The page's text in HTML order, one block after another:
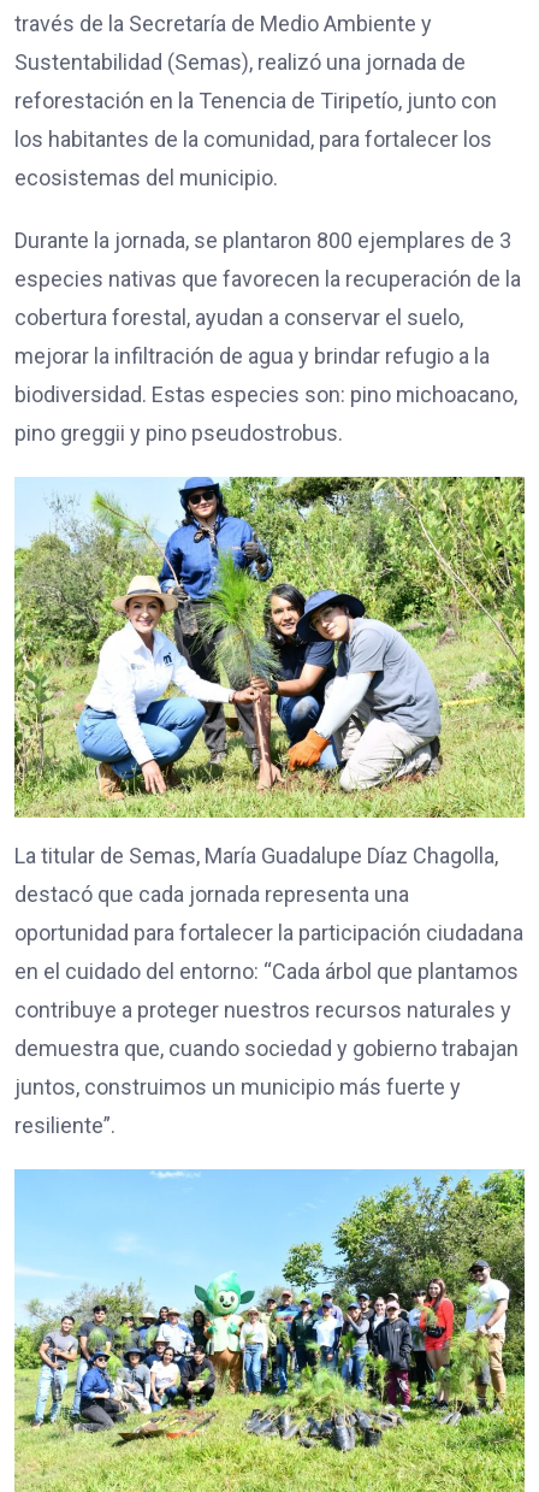
través de la Secretaría de Medio Ambiente y
Sustentabilidad (Semas), realizó una jornada de
reforestación en la Tenencia de Tiripetío, junto con
los habitantes de la comunidad, para fortalecer los
ecosistemas del municipio.
Durante la jornada, se plantaron 800 ejemplares de 3
especies nativas que favorecen la recuperación de la
cobertura forestal, ayudan a conservar el suelo,
mejorar la infiltración de agua y brindar refugio a la
biodiversidad. Estas especies son: pino michoacano,
pino greggii y pino pseudostrobus.
La titular de Semas, María Guadalupe Díaz Chagolla,
destacó que cada jornada representa una
oportunidad para fortalecer la participación ciudadana
en el cuidado del entorno: “Cada árbol que plantamos
contribuye a proteger nuestros recursos naturales y
demuestra que, cuando sociedad y gobierno trabajan
juntos, construimos un municipio más fuerte y
resiliente”.